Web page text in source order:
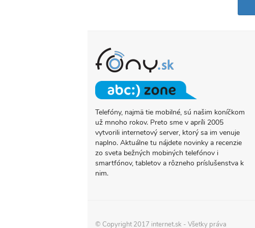
O
PROJEKTE
FONY.SK
Telefóny, najmä tie mobilné, sú našim koníčkom
už mnoho rokov. Preto sme v apríli 2005
vytvorili internetový server, ktorý sa im venuje
naplno. Aktuálne tu nájdete novinky a recenzie
zo sveta bežných mobiných telefónov i
smartfónov, tabletov a rôzneho príslušenstva k
nim.
© Copyright 2017 internet.sk - Všetky práva